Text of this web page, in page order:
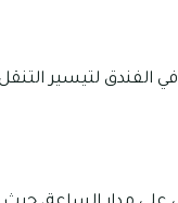
لتيسير